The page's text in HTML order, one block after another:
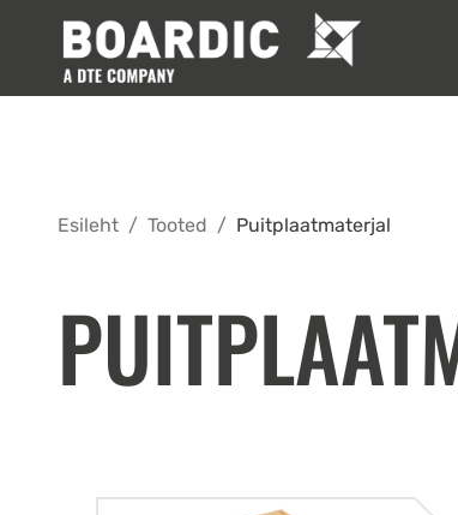
Esileht / Tooted / Puitplaatmaterjal